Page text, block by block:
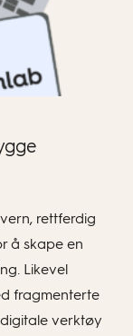
rettferdig
å skape en
Likevel
fragmenterte
verktøy